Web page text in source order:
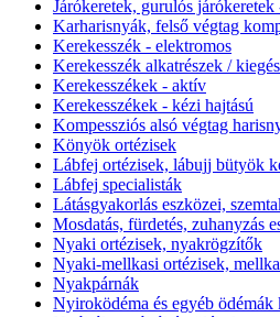
Járókeretek, gurulós
Karharisnyák, felső végtag
Kerekesszék - elektromos
Kerekesszék alkatrészek /
Kerekesszékek - aktív
Kerekesszékek - kézi hajtású
Kompessziós alsó végtag
Könyök ortézisek
Lábfej ortézisek, lábujj bütyök
Lábfej specialisták
Látásgyakorlás eszközei,
Mosdatás, fürdetés, zuhanyzás
Nyaki ortézisek, nyakrögzítők
Nyaki-mellkasi ortézisek,
Nyakpárnák
Nyiroködéma és egyéb ödémák